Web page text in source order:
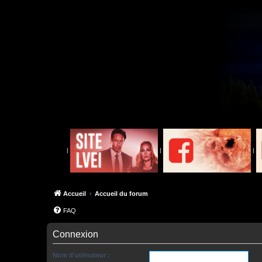
| | |
Accueil Accueil du forum
FAQ
Connexion
Nom d’utilisateur :